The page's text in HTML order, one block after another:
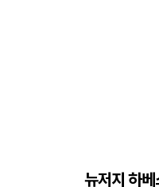
뉴저지 하